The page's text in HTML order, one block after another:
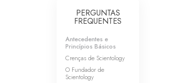
PERGUNTAS
FREQUENTES
Antecedentes e
Princípios Básicos
Crenças de Scientology
O Fundador de
Scientology